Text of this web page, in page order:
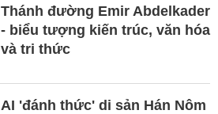
Thánh đường Emir Abdelkader
- biểu tượng kiến trúc, văn hóa
và tri thức
AI 'đánh thức' di sản Hán Nôm